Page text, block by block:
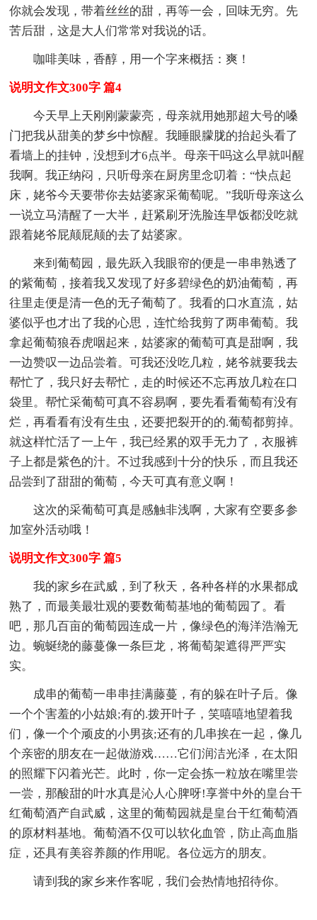
你就会发现，带着丝丝的甜，再等一会，回味无穷。先
苦后甜，这是大人们常常对我说的话。
咖啡美味，香醇，用一个字来概括：爽！
说明文作文300字 篇4
今天早上天刚刚蒙蒙亮，母亲就用她那超大号的嗓
门把我从甜美的梦乡中惊醒。我睡眼朦胧的抬起头看了
看墙上的挂钟，没想到才6点半。母亲干吗这么早就叫醒
我啊。我正纳闷，只听母亲在厨房里念叨着：“快点起
床，姥爷今天要带你去姑婆家采葡萄呢。”我听母亲这么
一说立马清醒了一大半，赶紧刷牙洗脸连早饭都没吃就
跟着姥爷屁颠屁颠的去了姑婆家。
来到葡萄园，最先跃入我眼帘的便是一串串熟透了
的紫葡萄，接着我又发现了好多碧绿色的奶油葡萄，再
往里走便是清一色的无子葡萄了。我看的口水直流，姑
婆似乎也才出了我的心思，连忙给我剪了两串葡萄。我
拿起葡萄狼吞虎咽起来，姑婆家的葡萄可真是甜啊，我
一边赞叹一边品尝着。可我还没吃几粒，姥爷就要我去
帮忙了，我只好去帮忙，走的时候还不忘再放几粒在口
袋里。帮忙采葡萄可真不容易啊，要先看看葡萄有没有
烂，再看看有没有生虫，还要把裂开的的.葡萄都剪掉。
就这样忙活了一上午，我已经累的双手无力了，衣服裤
子上都是紫色的汁。不过我感到十分的快乐，而且我还
品尝到了甜甜的葡萄，今天可真有意义啊！
这次的采葡萄可真是感触非浅啊，大家有空要多参
加室外活动哦！
说明文作文300字 篇5
我的家乡在武威，到了秋天，各种各样的水果都成
熟了，而最美最壮观的要数葡萄基地的葡萄园了。看
吧，那几百亩的葡萄园连成一片，像绿色的海洋浩瀚无
边。蜿蜒绕的藤蔓像一条巨龙，将葡萄架遮得严严实
实。
成串的葡萄一串串挂满藤蔓，有的躲在叶子后。像
一个个害羞的小姑娘;有的.拨开叶子，笑嘻嘻地望着我
们，像一个个顽皮的小男孩;还有的几串挨在一起，像几
个亲密的朋友在一起做游戏……它们润洁光泽，在太阳
的照耀下闪着光芒。此时，你一定会拣一粒放在嘴里尝
一尝，那酸甜的叶水真是沁人心脾呀!享誉中外的皇台干
红葡萄酒产自武威，这里的葡萄园就是皇台干红葡萄酒
的原材料基地。葡萄酒不仅可以软化血管，防止高血脂
症，还具有美容养颜的作用呢。各位远方的朋友。
请到我的家乡来作客呢，我们会热情地招待你。